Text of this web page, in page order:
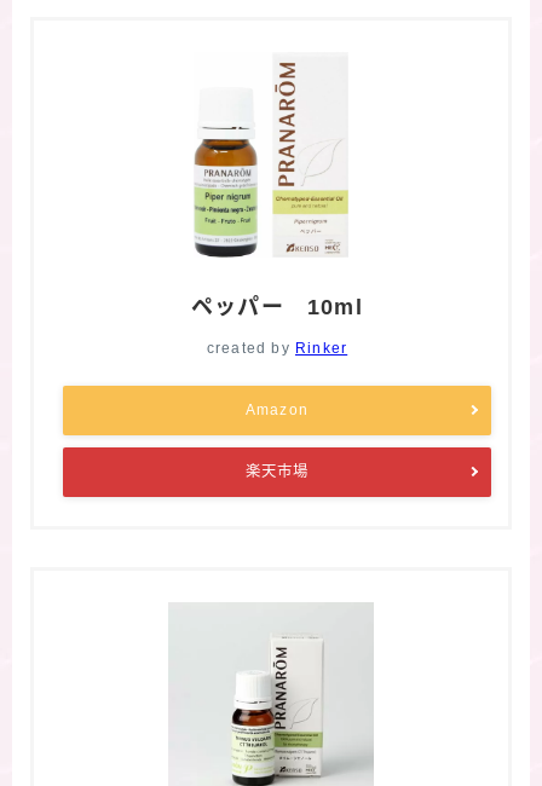
ペッパー 10ml
created by Rinker
Amazon
楽天市場